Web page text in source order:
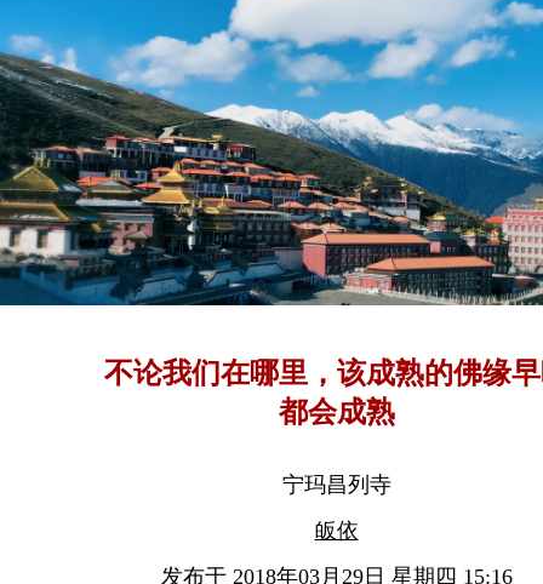
不论我们在哪里，该成熟的佛缘
都会成熟
宁玛昌列寺
皈依
发布于 2018年03月29日 星期四 15:16